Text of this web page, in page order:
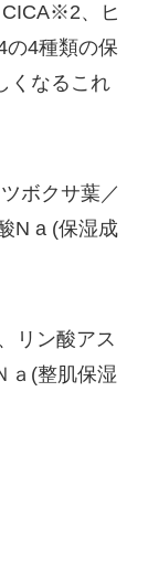
、ヒ
4種類の保
くなるこれ
ボクサ葉／
N a (保湿成
リン酸アス
ａ(整肌保湿